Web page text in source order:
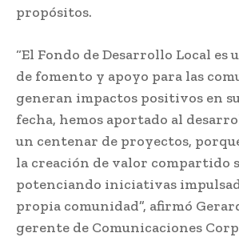
propósitos.
“El Fondo de Desarrollo Local
de fomento y apoyo para las
generan impactos positivos en
fecha, hemos aportado al
un centenar de proyectos,
la creación de valor compartido
potenciando iniciativas
propia comunidad”, afirmó
gerente de Comunicaciones